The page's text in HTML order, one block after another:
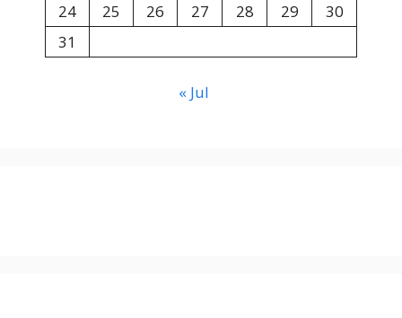
24
25 26 27 28 29
30
31
« Jul